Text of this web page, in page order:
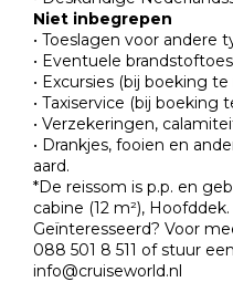
Niet inbegrepen
• Toeslagen voor andere
• Eventuele
• Excursies (bij boeking
• Taxiservice (bij boeking
• Verzekeringen,
• Drankjes, fooien en
aard.
*De reissom is p.p. en
cabine (12 m²), Hoofddek.
Geïnteresseerd? Voor
088 501 8 511 of stuur
info@cruiseworld.nl